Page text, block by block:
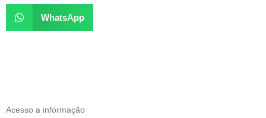
WhatsApp
Acesso a informação